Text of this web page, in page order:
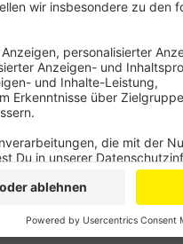
Kosten sitzen, zum Beispiel
Anzeige